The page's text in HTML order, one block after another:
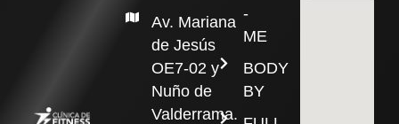
Av. Mariana
de Jesús
OE7-02 y
Nuño de
Valderrama.
-
ME
BODY
BY